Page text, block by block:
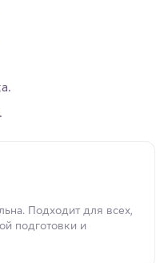
Подходит для всех,
подготовки и